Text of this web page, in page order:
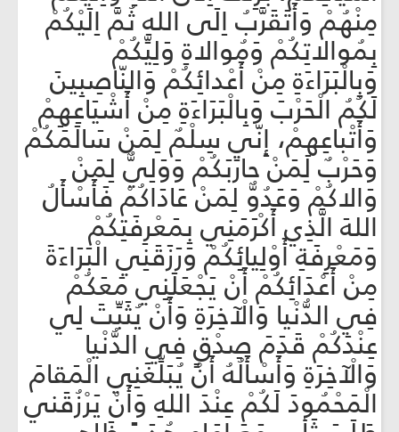
مِنْهُمْ وَأَتَقَرَّبُ اِلَى اللهِ ثُمَّ اِلَيْكُمْ
بِمُوالاتِكُمْ وَمُوالاةِ وَلِيِّكُمْ
وَبِالْبَرَاءَةِ مِنْ أَعْدائِكُمْ وَالنّاصِبِينَ
لَكُمُ الْحَرْبَ وَبِالْبَرَاءَةِ مِنْ أَشْيَاعِهِمْ
وَأَتْباعِهِمْ، إِنّي سِلْمٌ لِمَنْ سَالَمَكُمْ
وَحَرْبٌ لِمَنْ حارَبَكُمْ وَوَلِيٌّ لِمَنْ
وَالاكُمْ وَعَدُوٌّ لِمَنْ عَادَاكُمْ فَأَسْأَلُ
اللهَ الَّذِي أَكْرَمَنِي بِمَعْرِفَتِكُمْ
وَمَعْرِفَةِ أَوْلِيائِكُمْ وَرَزَقَنِي الْبَرَاءَةَ
مِنْ أَعْدَائِكُمْ أَنْ يَجْعَلَنِي مَعَكُمْ
فِي الدُّنْيا وَالْآخِرَةِ وَأَنْ يُثَبِّتَ لِي
عِنْدَكُمْ قَدَمَ صِدْقٍ فِي الدُّنْيا
وَالْآخِرَةِ وَأَسْأَلُهُ أَنْ يُبَلِّغَنِي الْمَقامَ
الْمَحْمُودَ لَكُمْ عِنْدَ اللهِ وَأَنْ يَرْزُقَني